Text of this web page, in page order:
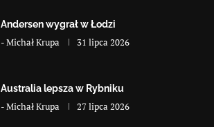
Andersen wygrał w Łodzi
-Michał Krupa 31 lipca 2026
Australia lepsza w Rybniku
-Michał Krupa 27 lipca 2026